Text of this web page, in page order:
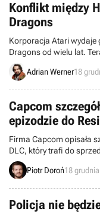
Konflikt między
Dragons
Korporacja Atari wydaje
Dragons od wielu lat.
gdyż firma Hasbro
całej marki D&D)
Adrian Werner18
Capcom
epizodzie do
Firma Capcom opisała
DLC, który trafi do
PlayStation Network na
oczekiwaniami przyjął
Piotr Doroń18
Policja nie